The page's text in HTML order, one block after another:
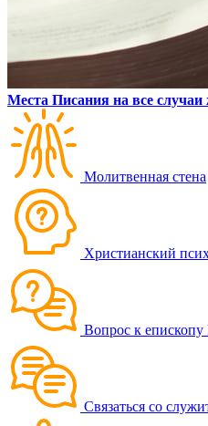
Места Писания на все случаи
Молитвенная стена
Христианский
Вопрос к
Связаться со